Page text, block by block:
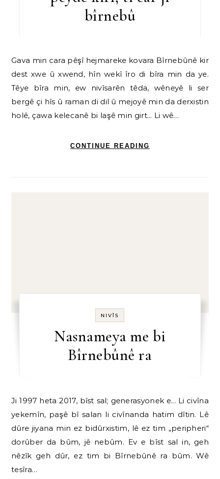
bîrnebû
Gava min cara pêşî hejmareke kovara Bîrnebûnê kir
dest xwe û xwend, hîn wekî îro di bîra min da ye.
Têye bîra min, ew nivîsarên têda, wêneyê li ser
bergê çi hîs û raman di dil û mejoyê min da derxistin
holê, çawa kelecanê bi laşê min girt... Li wê…
CONTINUE READING
NIVÎS
Nasnameya me bi
Bîrnebûnê ra
Ji 1997 heta 2017, bîst sal; generasyonek e... Li civîna
yekemîn, paşê bî salan li civînanda hatim dîtin. Lê
dûre jiyana min ez bidûrxistim, lê ez tim „peripheri“
dorûber da bûm, jê nebûm. Ev e bîst sal in, geh
nêzîk geh dûr, ez tim bi Bîrnebûnê ra bûm. Wê
tesîra…